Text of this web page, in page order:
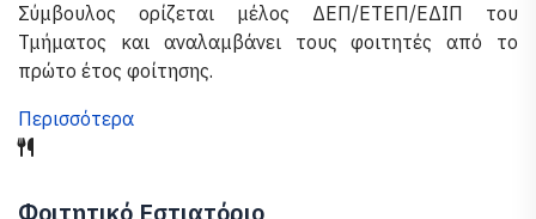
Σύμβουλος ορίζεται μέλος ΔΕΠ/ΕΤΕΠ/ΕΔΙΠ του
Τμήματος και αναλαμβάνει τους φοιτητές από το
πρώτο έτος φοίτησης.
Περισσότερα
Φοιτητικό Εστιατόριο